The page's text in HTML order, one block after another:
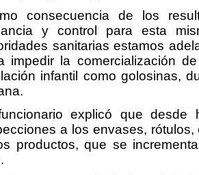
consecuencia de los
y control para esta
sanitarias estamos
impedir la comercialización
infantil como golosinas,
explicó que desde
a los envases,
productos, que se